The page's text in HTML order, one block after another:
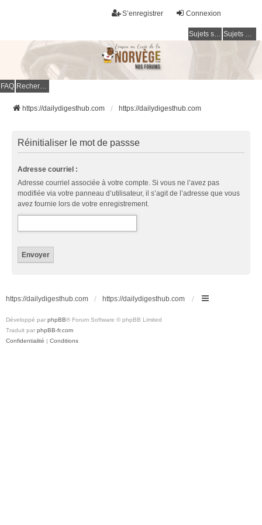
Connexion
S’enregistrer
Sujets sans réponse Sujets actifs
FAQ Rechercher
https://dailydigesthub.com https://dailydigesthub.com
Réinitialiser le mot de passse
Adresse courriel :
Adresse courriel associée à votre compte. Si vous ne l’avez pas
modifiée via votre panneau d’utilisateur, il s’agit de l’adresse que vous
avez fournie lors de votre enregistrement.
https://dailydigesthub.com https://dailydigesthub.com
Développé par phpBB® Forum Software © phpBB Limited
Traduit par phpBB-fr.com
Confidentialité | Conditions